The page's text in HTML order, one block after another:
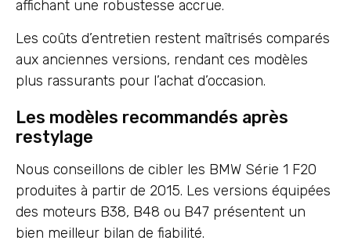
affichant une robustesse accrue.
Les coûts d’entretien restent maîtrisés comparés
aux anciennes versions, rendant ces modèles
plus rassurants pour l’achat d’occasion.
Les modèles recommandés après
restylage
Nous conseillons de cibler les BMW Série 1 F20
produites à partir de 2015. Les versions équipées
des moteurs B38, B48 ou B47 présentent un
bien meilleur bilan de fiabilité.